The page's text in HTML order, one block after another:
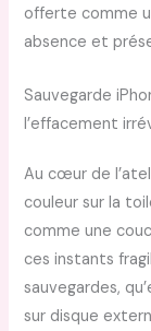
offerte comme
absence et
Sauvegarde
l’effacement
Au cœur de
couleur sur la
comme une
ces instants
sauvegardes,
sur disque